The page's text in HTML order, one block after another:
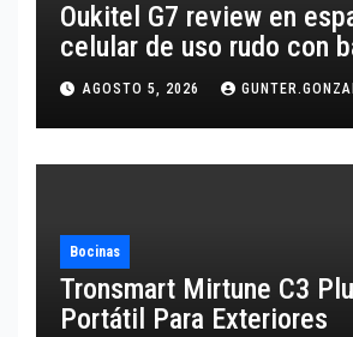
Oukitel G7 review en
celular de uso rudo con
10,600 mAh
AGOSTO 5, 2026
Bocinas
Tronsmart Mirtune C3
Portátil Para Exteriores